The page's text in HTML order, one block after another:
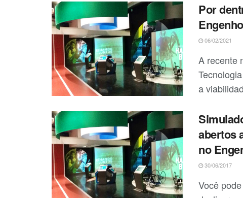
Por
06/02/2021
A recente
a
abertos
no
30/06/2017
Você